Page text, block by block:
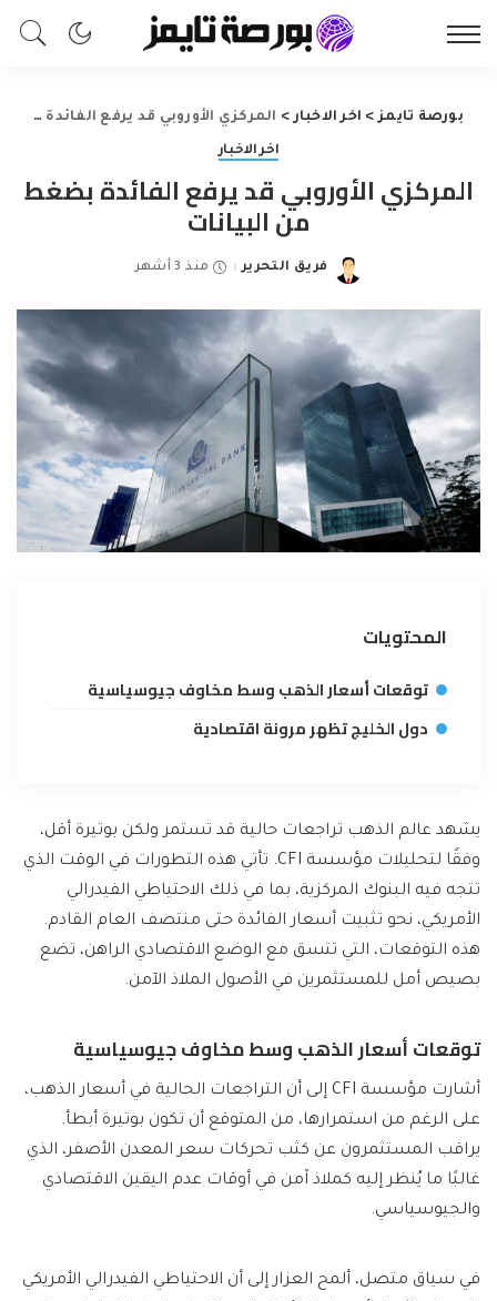
بورصة تايمز> اخر الاخبار> المركزي الأوروبي قد يرفع الفائدة بضغط من البيانات
اخر الاخبار
المركزي الأوروبي قد يرفع الفائدة بضغط
من البيانات
Posted
فريق التحرير منذ 3 أشهر
المحتويات
توقعات أسعار الذهب وسط مخاوف جيوسياسية
دول الخليج تظهر مرونة اقتصادية
يشهد عالم الذهب تراجعات حالية قد تستمر ولكن بوتيرة أقل،
وفقًا لتحليلات مؤسسة CFI. تأتي هذه التطورات في الوقت الذي
تتجه فيه البنوك المركزية، بما في ذلك الاحتياطي الفيدرالي
الأمريكي، نحو تثبيت أسعار الفائدة حتى منتصف العام القادم.
هذه التوقعات، التي تتسق مع الوضع الاقتصادي الراهن، تضع
بصيص أمل للمستثمرين في الأصول الملاذ الآمن.
توقعات أسعار الذهب وسط مخاوف جيوسياسية
أشارت مؤسسة CFI إلى أن التراجعات الحالية في أسعار الذهب،
على الرغم من استمرارها، من المتوقع أن تكون بوتيرة أبطأ.
يراقب المستثمرون عن كثب تحركات سعر المعدن الأصفر، الذي
غالبًا ما يُنظر إليه كملاذ آمن في أوقات عدم اليقين الاقتصادي
والجيوسياسي.
في سياق متصل، ألمح العزار إلى أن الاحتياطي الفيدرالي الأمريكي